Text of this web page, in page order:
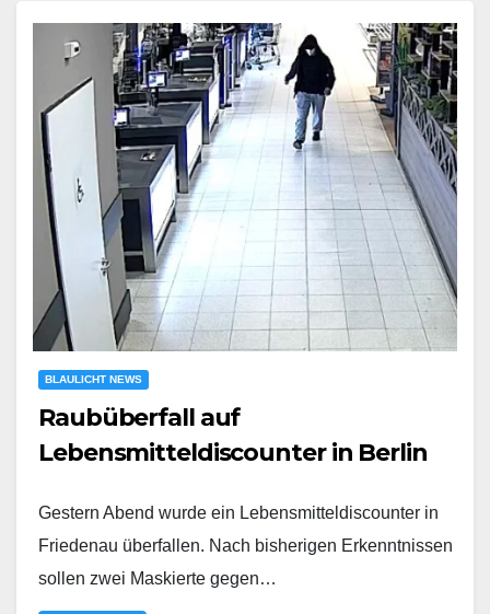
BLAULICHT NEWS
Raubüberfall auf
Lebensmitteldiscounter in Berlin
Gestern Abend wurde ein Lebensmitteldiscounter in
Friedenau überfallen. Nach bisherigen Erkenntnissen
sollen zwei Maskierte gegen…